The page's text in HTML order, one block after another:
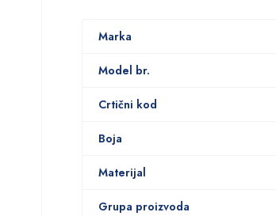
Marka
Model br.
Crtični kod
Boja
Materijal
Grupa proizvoda